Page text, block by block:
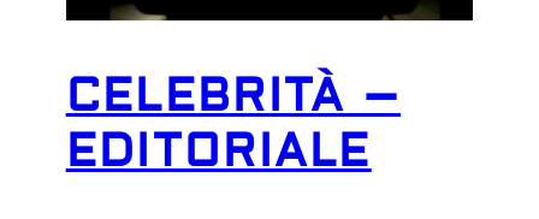
CELEBRITÀ –
EDITORIALE